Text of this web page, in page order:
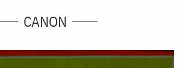
CANON